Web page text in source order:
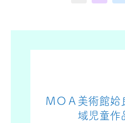
ＭＯＡ美術館姶
域児童作